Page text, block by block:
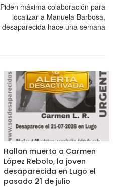
Piden máxima colaboración para
localizar a Manuela Barbosa,
desaparecida hace una semana
Hallan muerta a Carmen
López Rebolo, la joven
desaparecida en Lugo el
pasado 21 de julio